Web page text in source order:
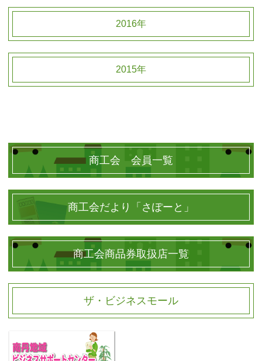
2016年
2015年
商工会 会員一覧
商工会だより「さぽーと」
商工会商品券取扱店一覧
ザ・ビジネスモール